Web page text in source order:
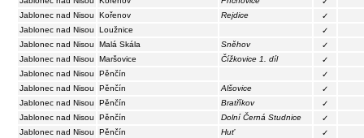
Jablonec nad Nisou
Kořenov Rejdice
✓
Jablonec nad Nisou
Loužnice
✓
Jablonec nad Nisou
Malá Skála Sněhov
✓
Jablonec nad Nisou
Maršovice Čížkovice 1. díl
✓
Jablonec nad Nisou
Pěnčín
✓
Jablonec nad Nisou
Pěnčín Alšovice
✓
Jablonec nad Nisou
Pěnčín Bratříkov
✓
Jablonec nad Nisou
Pěnčín Dolní Černá Studnice
✓
Jablonec nad Nisou
Pěnčín Huť
✓